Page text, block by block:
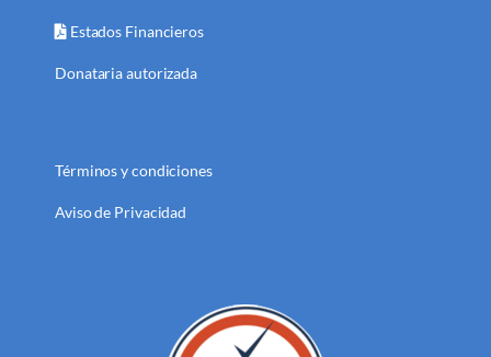
Estados Financieros
Donataria autorizada
Términos y condiciones
Aviso de Privacidad